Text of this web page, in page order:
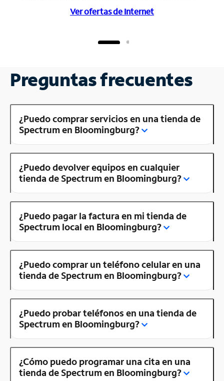
Ver ofertas de Internet
Preguntas frecuentes
¿Puedo comprar servicios en una tienda de
Spectrum en Bloomingburg?
¿Puedo devolver equipos en cualquier
tienda de Spectrum en Bloomingburg?
¿Puedo pagar la factura en mi tienda de
Spectrum local en Bloomingburg?
¿Puedo comprar un teléfono celular en una
tienda de Spectrum en Bloomingburg?
¿Puedo probar teléfonos en una tienda de
Spectrum en Bloomingburg?
¿Cómo puedo programar una cita en una
tienda de Spectrum en Bloomingburg?